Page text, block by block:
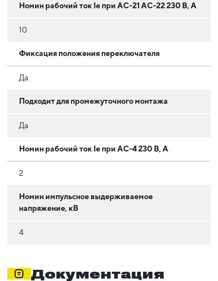
Номин рабочий ток Ie при АС-21 АС-22 230 В, А
10
Фиксация положения переключателя
Да
Подходит для промежуточного монтажа
Да
Номин рабочий ток Ie при АС-4 230 В, А
2
Номин импульсное выдерживаемое
напряжение, кВ
4
Документация